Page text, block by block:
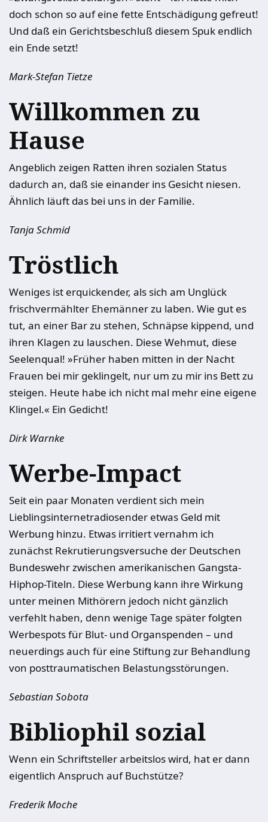
doch schon so auf eine fette Entschädigung gefreut!
Und daß ein Gerichtsbeschluß diesem Spuk endlich
ein Ende setzt!
Mark-Stefan Tietze
Willkommen zu
Hause
Angeblich zeigen Ratten ihren sozialen Status
dadurch an, daß sie einander ins Gesicht niesen.
Ähnlich läuft das bei uns in der Familie.
Tanja Schmid
Tröstlich
Weniges ist erquickender, als sich am Unglück
frischvermählter Ehemänner zu laben. Wie gut es
tut, an einer Bar zu stehen, Schnäpse kippend, und
ihren Klagen zu lauschen. Diese Wehmut, diese
Seelenqual! »Früher haben mitten in der Nacht
Frauen bei mir geklingelt, nur um zu mir ins Bett zu
steigen. Heute habe ich nicht mal mehr eine eigene
Klingel.« Ein Gedicht!
Dirk Warnke
Werbe-Impact
Seit ein paar Monaten verdient sich mein
Lieblingsinternetradiosender etwas Geld mit
Werbung hinzu. Etwas irritiert vernahm ich
zunächst Rekrutierungsversuche der Deutschen
Bundeswehr zwischen amerikanischen Gangsta-
Hiphop-Titeln. Diese Werbung kann ihre Wirkung
unter meinen Mithörern jedoch nicht gänzlich
verfehlt haben, denn wenige Tage später folgten
Werbespots für Blut- und Organspenden – und
neuerdings auch für eine Stiftung zur Behandlung
von posttraumatischen Belastungsstörungen.
Sebastian Sobota
Bibliophil sozial
Wenn ein Schriftsteller arbeitslos wird, hat er dann
eigentlich Anspruch auf Buchstütze?
Frederik Moche